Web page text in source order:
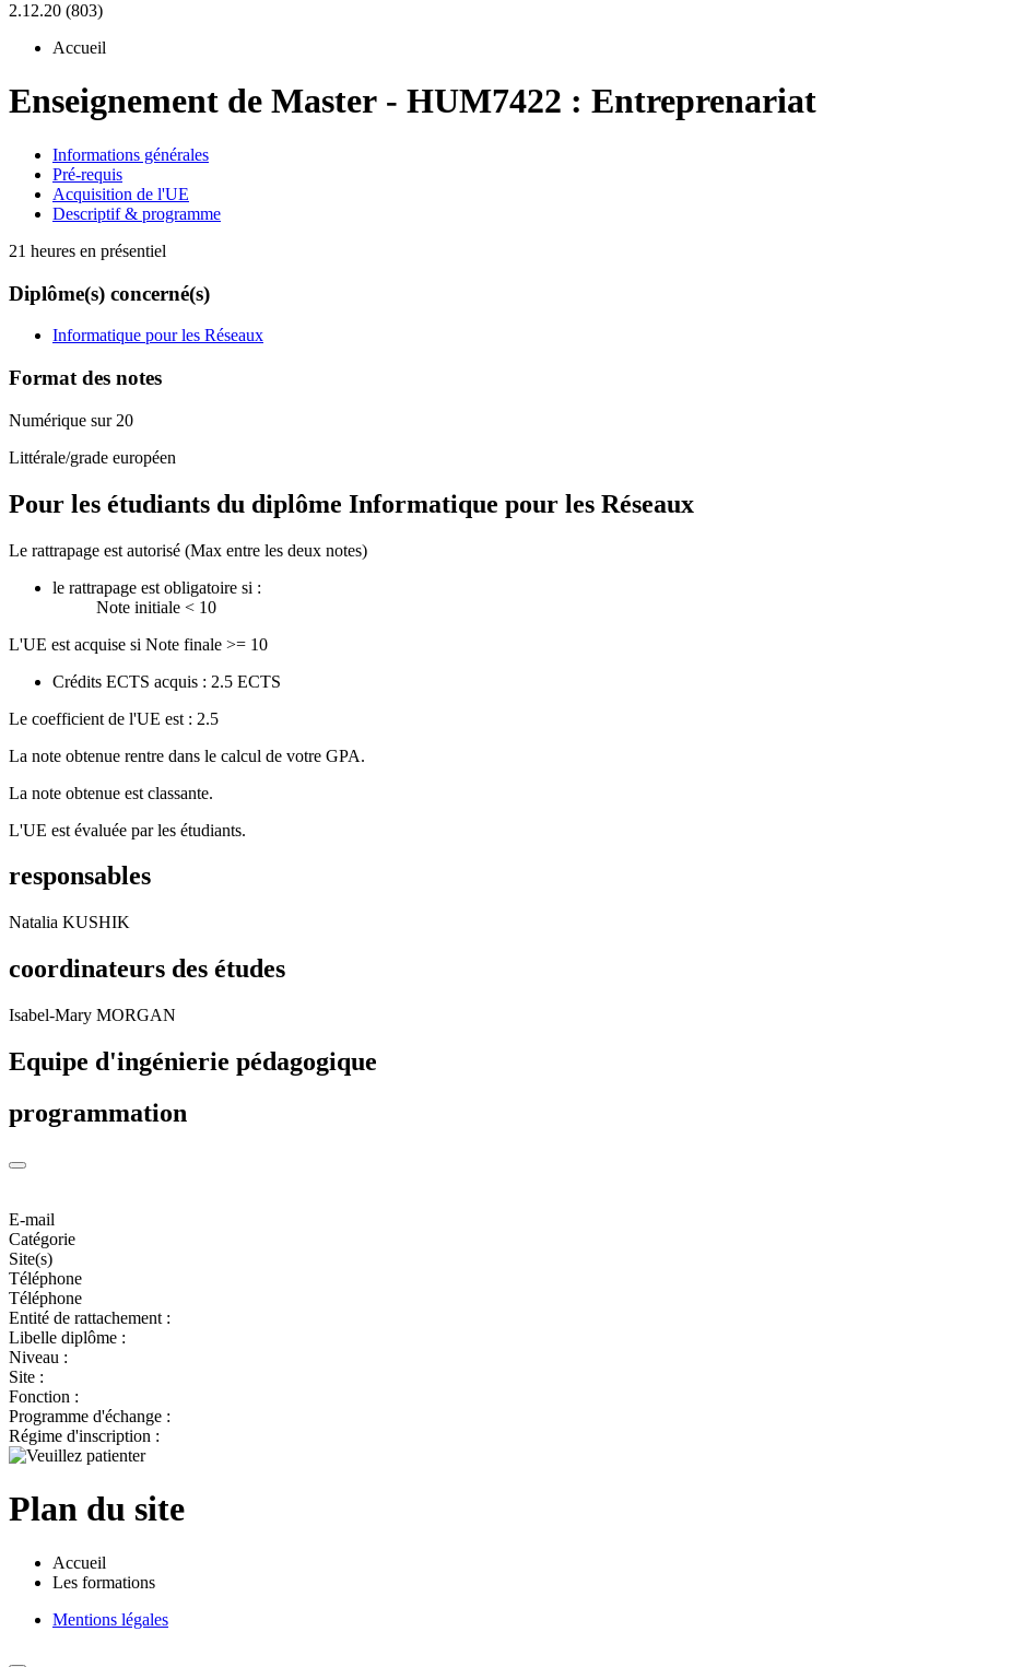
2.12.20 (803)
Accueil
Enseignement de Master - HUM7422 : Entreprenariat
Informations générales
Pré-requis
Acquisition de l'UE
Descriptif & programme
21 heures en présentiel
Diplôme(s) concerné(s)
Informatique pour les Réseaux
Format des notes
Numérique sur 20
Littérale/grade européen
Pour les étudiants du diplôme Informatique pour les Réseaux
Le rattrapage est autorisé (Max entre les deux notes)
le rattrapage est obligatoire si :
Note initiale < 10
L'UE est acquise si Note finale >= 10
Crédits ECTS acquis : 2.5 ECTS
Le coefficient de l'UE est : 2.5
La note obtenue rentre dans le calcul de votre GPA.
La note obtenue est classante.
L'UE est évaluée par les étudiants.
responsables
Natalia KUSHIK
coordinateurs des études
Isabel-Mary MORGAN
Equipe d'ingénierie pédagogique
programmation
E-mail
Catégorie
Site(s)
Téléphone
Téléphone
Entité de rattachement :
Libelle diplôme :
Niveau :
Site :
Fonction :
Programme d'échange :
Régime d'inscription :
Plan du site
Accueil
Les formations
Mentions légales